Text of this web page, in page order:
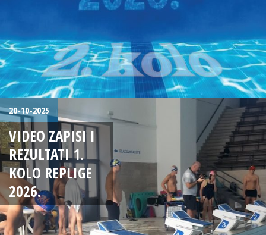
20-10-2025
VIDEO ZAPISI I
REZULTATI 1.
KOLO REPLIGE
2026.